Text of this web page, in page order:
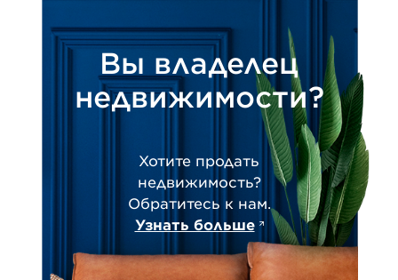
Вы владелец
недвижимости?
Хотите продать
недвижимость?
Обратитесь к нам.
Узнать больше